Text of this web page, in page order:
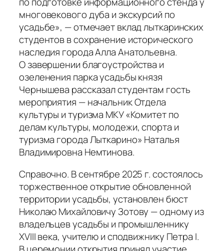
многовекового дуба и экскурсий по
усадьбе», — отмечает вклад лыткаринских
студентов в сохранение исторического
наследия города Алла Анатольевна.
О завершении благоустройства и
озеленения парка усадьбы князя
Чернышева рассказал студентам гость
мероприятия — начальник Отдела
культуры и туризма МКУ «Комитет по
делам культуры, молодежи, спорта и
туризма города Лыткарино» Наталья
Владимировна Немтинова.
Справочно. В сентябре 2025 г. состоялось
торжественное открытие обновленной
территории усадьбы, установлен бюст
Николаю Михайловичу Зотову — одному из
владельцев усадьбы и промышленнику
XVIII века, учителю и сподвижнику Петра I.